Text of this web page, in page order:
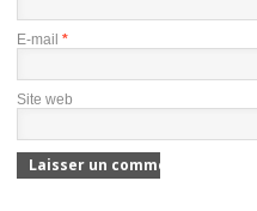
E-mail *
Site web